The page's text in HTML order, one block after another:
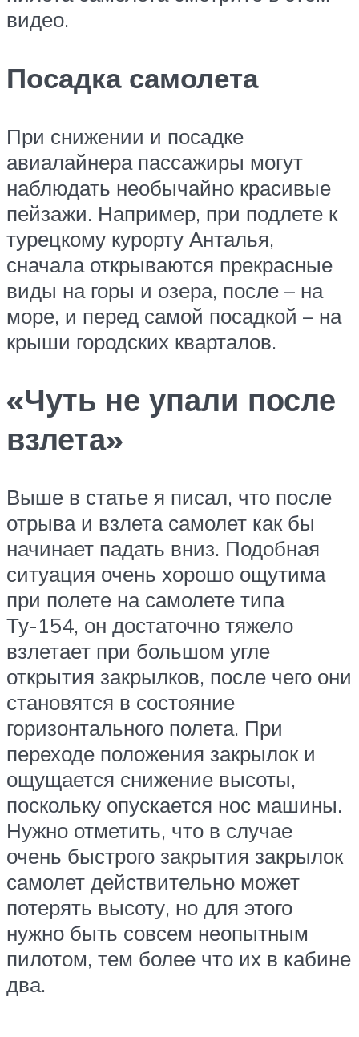
видео.
Посадка самолета
При снижении и посадке
авиалайнера пассажиры могут
наблюдать необычайно красивые
пейзажи. Например, при подлете к
турецкому курорту Анталья,
сначала открываются прекрасные
виды на горы и озера, после – на
море, и перед самой посадкой – на
крыши городских кварталов.
«Чуть не упали после
взлета»
Выше в статье я писал, что после
отрыва и взлета самолет как бы
начинает падать вниз. Подобная
ситуация очень хорошо ощутима
при полете на самолете типа
Ту-154, он достаточно тяжело
взлетает при большом угле
открытия закрылков, после чего они
становятся в состояние
горизонтального полета. При
переходе положения закрылок и
ощущается снижение высоты,
поскольку опускается нос машины.
Нужно отметить, что в случае
очень быстрого закрытия закрылок
самолет действительно может
потерять высоту, но для этого
нужно быть совсем неопытным
пилотом, тем более что их в кабине
два.